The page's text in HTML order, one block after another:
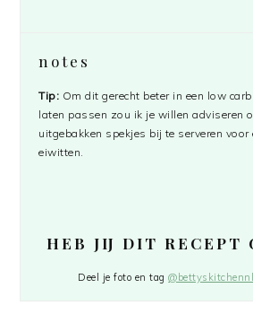
notes
Tip: Om dit gerecht beter in een low
laten passen zou ik je willen adviseren
uitgebakken spekjes bij te serveren voor
eiwitten.
HEB JIJ DIT RECEPT
Deel je foto en tag@bettyskitchennl